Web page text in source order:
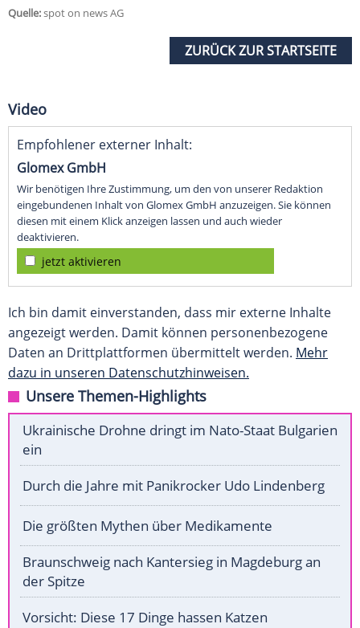
Quelle:spot on news AG
ZURÜCK ZUR STARTSEITE
Video
Empfohlener externer Inhalt:
Glomex GmbH
Wir benötigen Ihre Zustimmung, um den von unserer Redaktion
eingebundenen Inhalt von Glomex GmbH anzuzeigen. Sie können
diesen mit einem Klick anzeigen lassen und auch wieder
deaktivieren.
jetzt aktivieren
Ich bin damit einverstanden, dass mir externe Inhalte
angezeigt werden. Damit können personenbezogene
Daten an Drittplattformen übermittelt werden. Mehr
dazu in unseren Datenschutzhinweisen.
Unsere Themen-Highlights
Ukrainische Drohne dringt im Nato-Staat Bulgarien
ein
Durch die Jahre mit Panikrocker Udo Lindenberg
Die größten Mythen über Medikamente
Braunschweig nach Kantersieg in Magdeburg an
der Spitze
Vorsicht: Diese 17 Dinge hassen Katzen